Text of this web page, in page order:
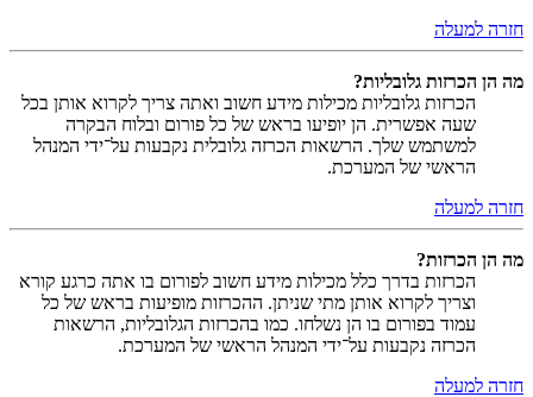
חזרה למעלה
מה הן הכרזות גלובליות?
הכרזות גלובליות מכילות מידע חשוב ואתה צריך לקרוא אותן בכל
שעה אפשרית. הן יופיעו בראש של כל פורום ובלוח הבקרה
למשתמש שלך. הרשאות הכרזה גלובלית נקבעות על־ידי המנהל
הראשי של המערכת.
חזרה למעלה
מה הן הכרזות?
הכרזות בדרך כלל מכילות מידע חשוב לפורום בו אתה כרגע קורא
וצריך לקרוא אותן מתי שניתן. ההכרזות מופיעות בראש של כל
עמוד בפורום בו הן נשלחו. כמו בהכרזות הגלובליות, הרשאות
הכרזה נקבעות על־ידי המנהל הראשי של המערכת.
חזרה למעלה